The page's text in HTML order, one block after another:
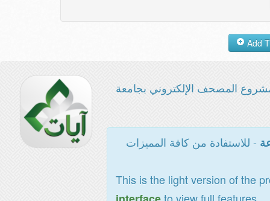
المصحف الإلكتروني بجامعة
- للاستفادة من كافة المميزات
This is the light version of the